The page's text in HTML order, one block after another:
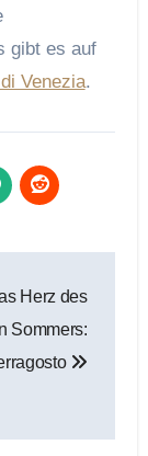
gibt es auf
Venezia.
Herz des
Sommers: